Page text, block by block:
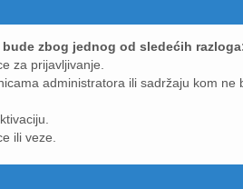
zbog jednog od sledećih
za prijavljivanje.
administratora ili sadržaju kom
ili veze.